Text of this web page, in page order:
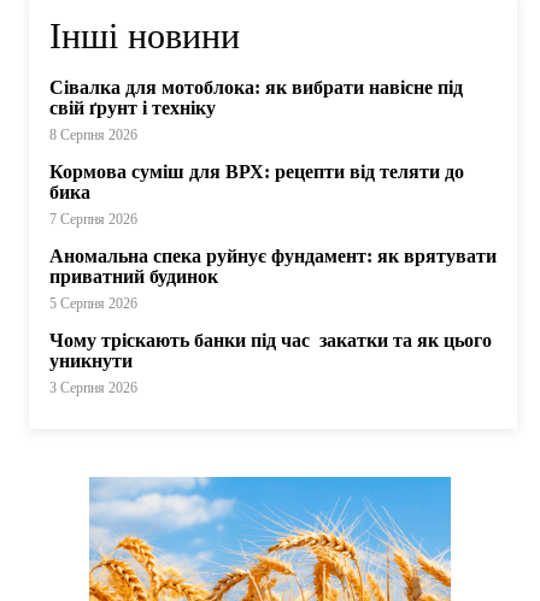
Інші новини
Сівалка для мотоблока: як вибрати навісне під
свій ґрунт і техніку
8 Серпня 2026
Кормова суміш для ВРХ: рецепти від теляти до
бика
7 Серпня 2026
Аномальна спека руйнує фундамент: як врятувати
приватний будинок
5 Серпня 2026
Чому тріскають банки під час закатки та як цього
уникнути
3 Серпня 2026